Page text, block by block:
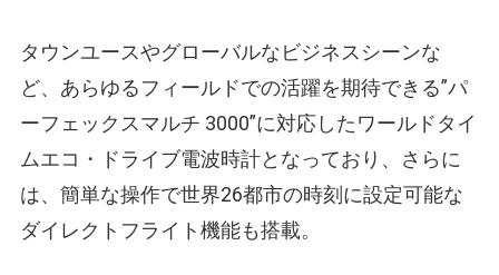
タウンユースやグローバルなビジネスシーンな
ど、あらゆるフィールドでの活躍を期待できる”パ
ーフェックスマルチ 3000”に対応したワールドタイ
ムエコ・ドライブ電波時計となっており、さらに
は、簡単な操作で世界26都市の時刻に設定可能な
ダイレクトフライト機能も搭載。